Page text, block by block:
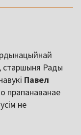
старшыня Рады
Павел
прапанаванае
не